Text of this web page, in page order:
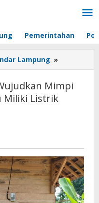
Pemerintahan
Lampung »
Up
Dream,
Miliki
Listrik
Secara
Gratis.
Mimpi
Miliki Listrik